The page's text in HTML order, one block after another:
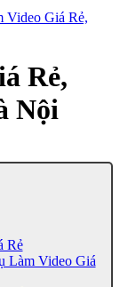
Video Giá Rẻ,
Rẻ,
Nội
Rẻ
Làm Video Giá